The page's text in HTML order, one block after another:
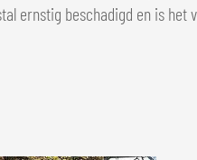
ernstig beschadigd en is het